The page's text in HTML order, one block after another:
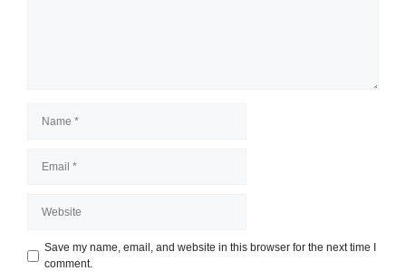
Save my name, email, and website in this browser for the next time I
comment.